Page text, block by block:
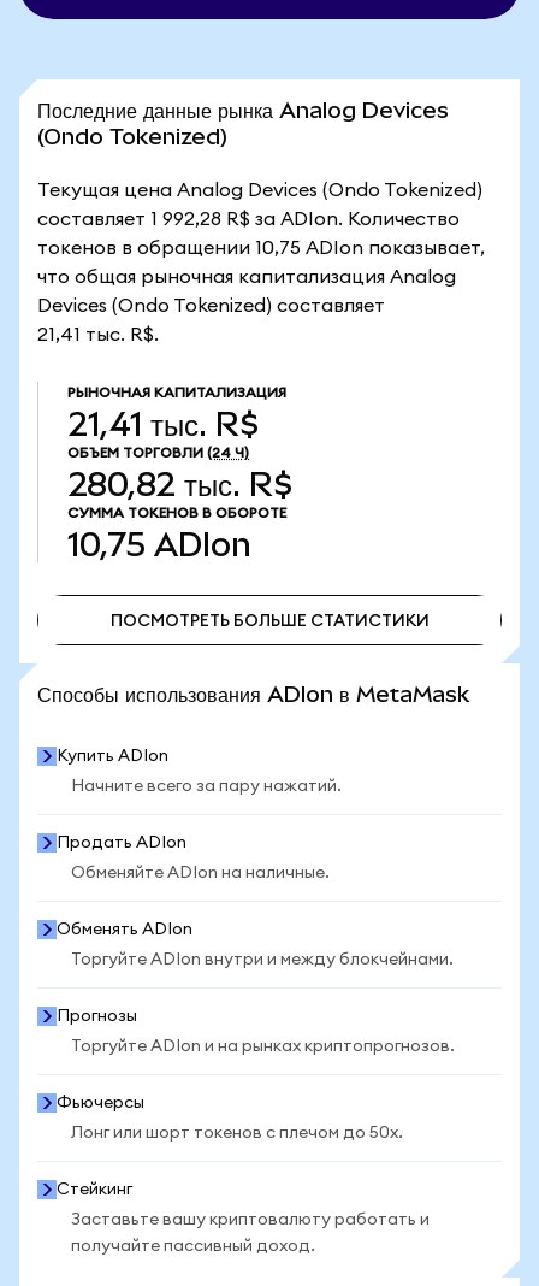
Последние данные рынка Analog Devices
(Ondo Tokenized)
Текущая цена Analog Devices (Ondo Tokenized)
составляет 1 992,28 R$ за ADIon. Количество
токенов в обращении 10,75 ADIon показывает,
что общая рыночная капитализация Analog
Devices (Ondo Tokenized) составляет
21,41 тыс. R$.
РЫНОЧНАЯ КАПИТАЛИЗАЦИЯ
21,41 тыс. R$
ОБЪЕМ ТОРГОВЛИ (24 Ч)
280,82 тыс. R$
СУММА ТОКЕНОВ В ОБОРОТЕ
10,75 ADIon
ПОСМОТРЕТЬ БОЛЬШЕ СТАТИСТИКИ
Способы использования ADIon в MetaMask
Купить ADIon
Начните всего за пару нажатий.
Продать ADIon
Обменяйте ADIon на наличные.
Обменять ADIon
Торгуйте ADIon внутри и между блокчейнами.
Прогнозы
Торгуйте ADIon и на рынках криптопрогнозов.
Фьючерсы
Лонг или шорт токенов с плечом до 50x.
Стейкинг
Заставьте вашу криптовалюту работать и
получайте пассивный доход.